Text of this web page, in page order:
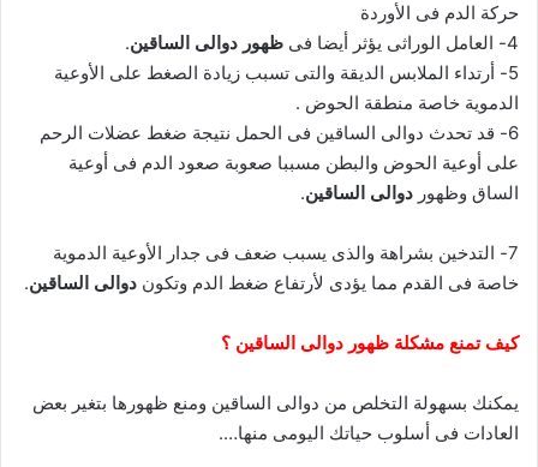
حركة الدم فى الأوردة
4- العامل الوراثى يؤثر أيضا فى
ظهور دوالى الساقين.
5- أرتداء الملابس الديقة والتى تسبب زيادة الصغط على الأوعية
الدموية خاصة منطقة الحوض .
6- قد تحدث دوالى الساقين فى الحمل نتيجة ضغط عضلات الرحم
على أوعية الحوض والبطن مسببا صعوبة صعود الدم فى أوعية
الساق وظهور دوالى الساقين.
7- التدخين بشراهة والذى يسبب ضعف فى جدار الأوعية الدموية
خاصة فى القدم مما يؤدى لأرتفاع ضغط الدم وتكون دوالى الساقين.
كيف تمنع مشكلة ظهور دوالى الساقين ؟
يمكنك بسهولة التخلص من دوالى الساقين ومنع ظهورها بتغير بعض
العادات فى أسلوب حياتك اليومى منها….